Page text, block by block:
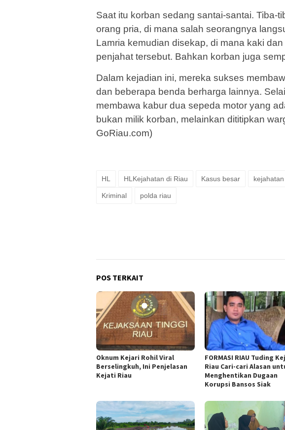
Saat itu korban sedang santai-santai. Tiba-
orang pria, di mana salah seorangnya
Lamria kemudian disekap, di mana kaki
penjahat tersebut. Bahkan korban juga
Dalam kejadian ini, mereka sukses
dan beberapa benda berharga lainnya.
membawa kabur dua sepeda motor yang
bukan milik korban, melainkan dititipkan
GoRiau.com)
HL HLKejahatan di Riau Kasus besar
Kriminal polda riau
POS TERKAIT
Oknum Kejari Rohil Viral
Berselingkuh, Ini Penjelasan
Kejati Riau
FORMASI RIAU Tuding
Riau Cari-cari Alasan
Menghentikan Dugaan
Korupsi Bansos Siak